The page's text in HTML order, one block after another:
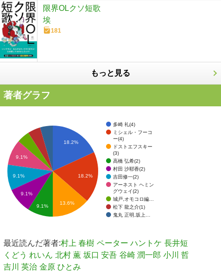
限界OLクソ短歌
埃
181
もっと見る
著者グラフ
多崎 礼(4)
ミシェル・フーコ
ー(4)
ドストエフスキー
(3)
高橋 弘希(2)
村田 沙耶香(2)
吉田修一(2)
アーネスト ヘミン
グウェイ(2)
城戸,オモコロ編…
松下 龍之介(1)
鬼丸 正明,坂上…
18.2%
18.2%
9.1%
9.1%
9.1%
9.1%
13.6%
最近読んだ著者:村上 春樹 ペーター ハントケ 長井短
くどう れいん 北村 薫 坂口 安吾 谷崎 潤一郎 小川 哲
吉川 英治 金原 ひとみ